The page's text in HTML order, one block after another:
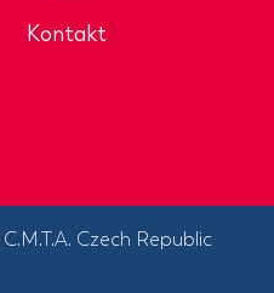
Kontakt
Czech Republic